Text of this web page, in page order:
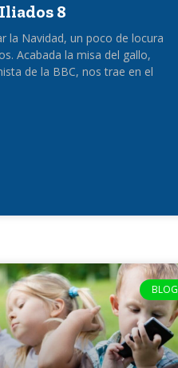
8
la Navidad, un poco de locura
Acabada la misa del gallo,
de la BBC, nos trae en el
BLOG